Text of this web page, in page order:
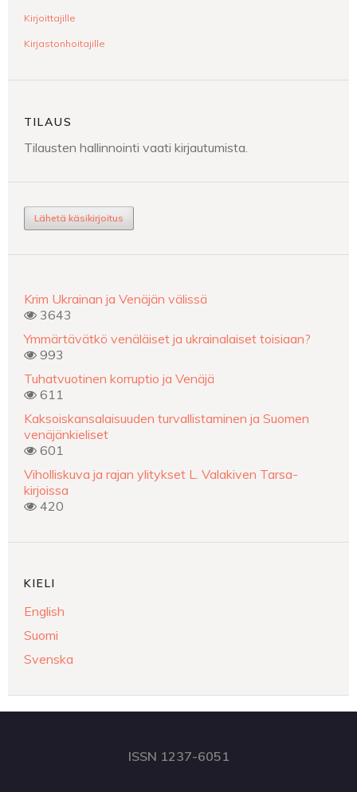
Kirjoittajille
Kirjastonhoitajille
TILAUS
Tilausten hallinnointi vaati kirjautumista.
Lähetä käsikirjoitus
Krim Ukrainan ja Venäjän välissä
3643
Ymmärtävätkö venäläiset ja ukrainalaiset toisiaan?
993
Tuhatvuotinen korruptio ja Venäjä
611
Kaksoiskansalaisuuden turvallistaminen ja Suomen
venäjänkieliset
601
Viholliskuva ja rajan ylitykset L. Valakiven Tarsa-
kirjoissa
420
KIELI
English
Suomi
Svenska
ISSN 1237-6051